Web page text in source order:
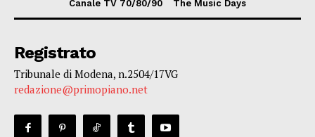
Canale TV 70/80/90
The Music Days
Registrato
Tribunale di Modena, n.2504/17VG
redazione@primopiano.net